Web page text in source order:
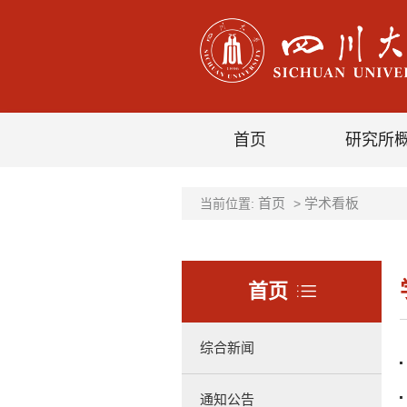
首页 研究所
当前位置: 首页 > 学术看板
首页
综合新闻
通知公告